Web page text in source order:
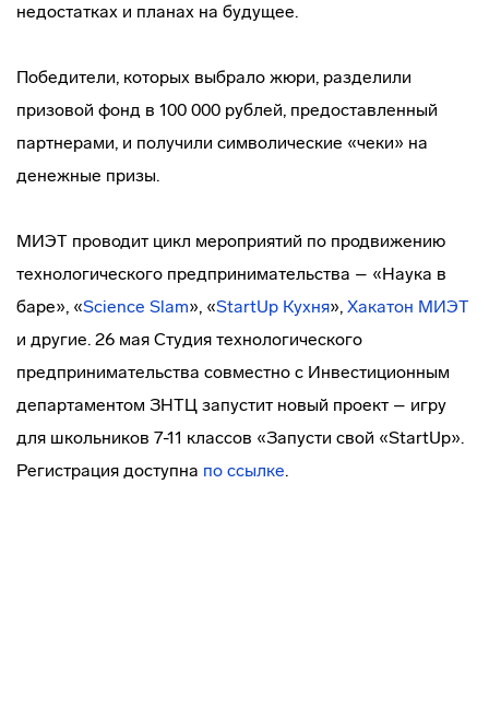
недостатках и планах на будущее.
Победители, которых выбрало жюри, разделили
призовой фонд в 100 000 рублей, предоставленный
партнерами, и получили символические «чеки» на
денежные призы.
МИЭТ проводит цикл мероприятий по продвижению
технологического предпринимательства – «Наука в
баре», «Science Slam», «StartUp Кухня», Хакатон МИЭТ
и другие. 26 мая Студия технологического
предпринимательства совместно с Инвестиционным
департаментом ЗНТЦ запустит новый проект – игру
для школьников 7-11 классов «Запусти свой «StartUp».
Регистрация доступна по ссылке.